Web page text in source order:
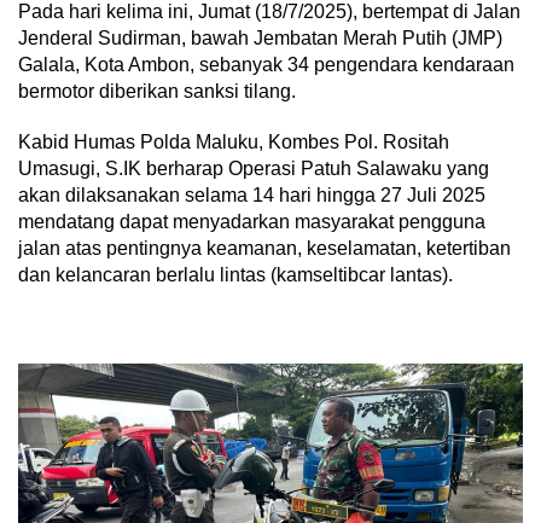
Pada hari kelima ini, Jumat (18/7/2025), bertempat di Jalan
Jenderal Sudirman, bawah Jembatan Merah Putih (JMP)
Galala, Kota Ambon, sebanyak 34 pengendara kendaraan
bermotor diberikan sanksi tilang.
Kabid Humas Polda Maluku, Kombes Pol. Rositah
Umasugi, S.IK berharap Operasi Patuh Salawaku yang
akan dilaksanakan selama 14 hari hingga 27 Juli 2025
mendatang dapat menyadarkan masyarakat pengguna
jalan atas pentingnya keamanan, keselamatan, ketertiban
dan kelancaran berlalu lintas (kamseltibcar lantas).